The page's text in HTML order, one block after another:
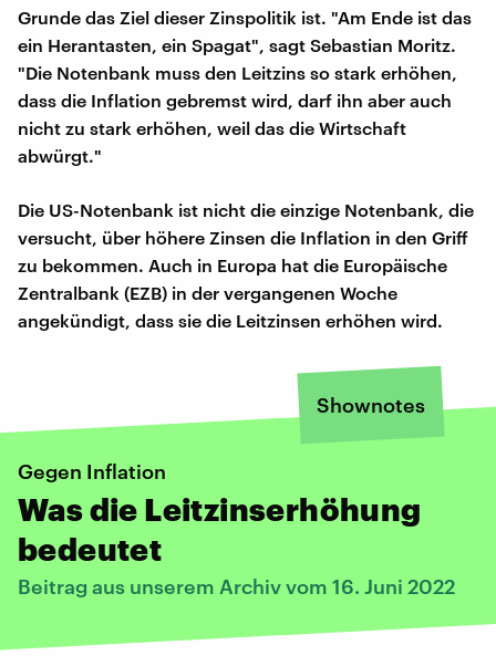
Grunde das Ziel dieser Zinspolitik ist. "Am Ende ist das
ein Herantasten, ein Spagat", sagt Sebastian Moritz.
"Die Notenbank muss den Leitzins so stark erhöhen,
dass die Inflation gebremst wird, darf ihn aber auch
nicht zu stark erhöhen, weil das die Wirtschaft
abwürgt."
Die US-Notenbank ist nicht die einzige Notenbank, die
versucht, über höhere Zinsen die Inflation in den Griff
zu bekommen. Auch in Europa hat die Europäische
Zentralbank (EZB) in der vergangenen Woche
angekündigt, dass sie die Leitzinsen erhöhen wird.
Shownotes
Gegen Inflation
Was die Leitzinserhöhung
bedeutet
Beitrag aus unserem Archiv vom 16. Juni 2022